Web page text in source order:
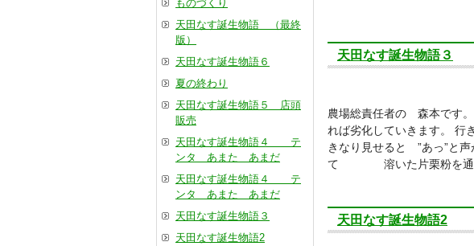
天田なす誕生物語３
農場総責任者の 森本です
れば劣化していきます。
きなり見せると ”あっ”
て 溶いた片栗粉を
天田なす誕生物語2
ものづくり
天田なす誕生物語 （最終
版）
天田なす誕生物語６
夏の終わり
天田なす誕生物語５ 店頭
販売
天田なす誕生物語４ テ
ンタ あまた あまだ
天田なす誕生物語４ テ
ンタ あまた あまだ
天田なす誕生物語３
天田なす誕生物語2